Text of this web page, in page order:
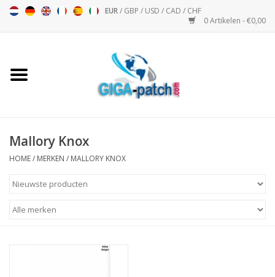
EUR/ GBP / USD / CAD / CHF
0 Artikelen - €0,00
Motor Sport - Sport
Mallory Knox
HOME/ MERKEN / MALLORY KNOX